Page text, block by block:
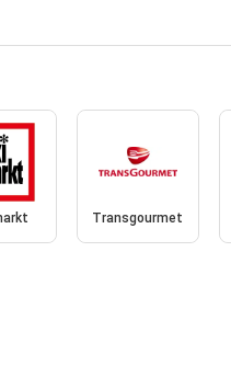
Transgourmet